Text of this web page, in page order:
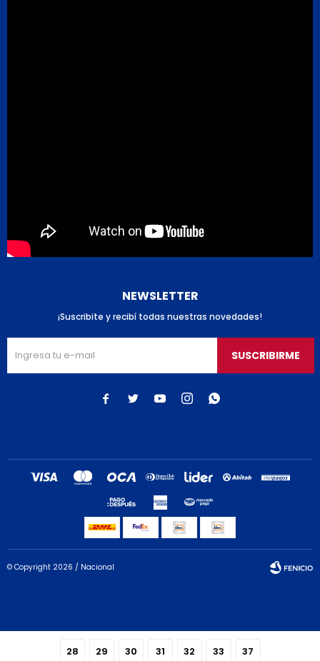
28 29 30 31 32 33 37
NEWSLETTER
¡Suscribite y recibí todas nuestras novedades!
SUSCRIBIRME
    
© Copyright 2026 / Nacional